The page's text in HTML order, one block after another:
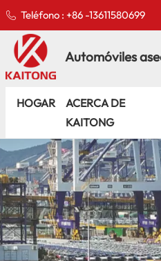
Teléfono : +86 -13611580699
Automóviles
HOGAR
ACERCA DE
KAITONG